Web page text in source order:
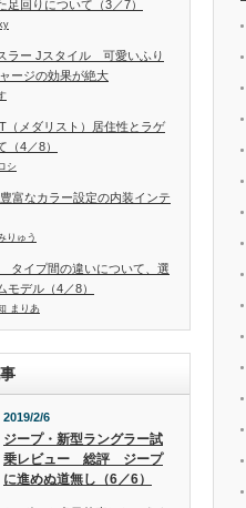
回りについて（3／7）
ラー Jスタイル 可愛いふり
ージの効果が絶大
（メダリスト）居住性とラゲ
（4／8）
シ
富なカラー設定の内装インテ
りゅう
タイプ間の違いについて、選
モデル（4／8）
まりあ
2019/2/6
ジープ・新型ラングラー試
乗レビュー 総評 ジープ
に進めぬ道無し（6／6）